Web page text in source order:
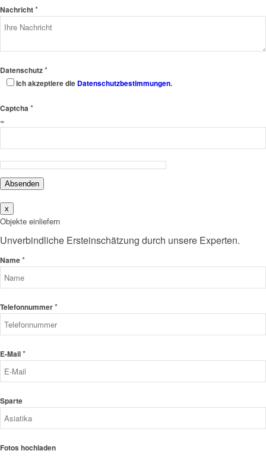
Nachricht*
Datenschutz*
Ich akzeptiere die Datenschutzbestimmungen.
Captcha *
=
Absenden
x
Objekte einliefern
Unverbindliche Ersteinschätzung durch unsere Experten.
Name*
Telefonnummer*
E-Mail*
Sparte
Fotos hochladen